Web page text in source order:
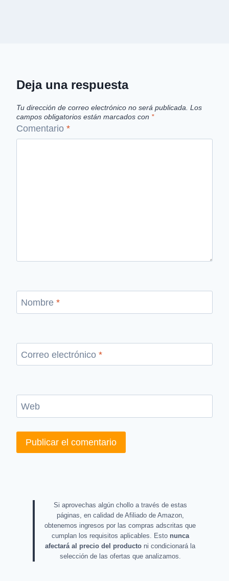
Deja una respuesta
Tu dirección de correo electrónico no será publicada. Los
campos obligatorios están marcados con *
Comentario *
Nombre *
Correo electrónico *
Web
Si aprovechas algún chollo a través de estas
páginas, en calidad de Afiliado de Amazon,
obtenemos ingresos por las compras adscritas que
cumplan los requisitos aplicables. Esto nunca
afectará al precio del producto ni condicionará la
selección de las ofertas que analizamos.